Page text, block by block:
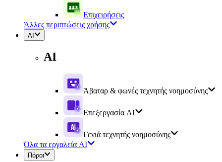
Επιχειρήσεις
Άλλες περιπτώσεις χρήσης
AI
AI
Άβαταρ & φωνές τεχνητής νοημοσύνης
Επεξεργασία AI
Γενιά τεχνητής νοημοσύνης
Όλα τα εργαλεία AI
Πόροι